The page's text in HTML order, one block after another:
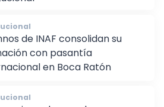
de INAF consolidan su
con pasantía